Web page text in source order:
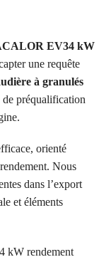
EV34 kW
une requête
à granulés
de préqualification
orienté
Nous
dans l’export
et éléments